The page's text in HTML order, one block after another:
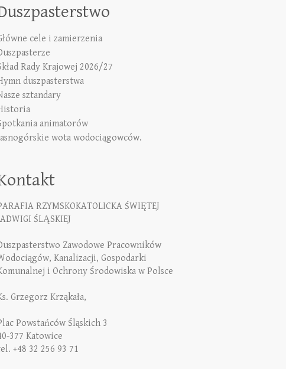
cele i zamierzenia
Rady Krajowej 2026/27
duszpasterstwa
sztandary
animatorów
wota wodociągowców.
RZYMSKOKATOLICKA ŚWIĘTEJ
ŚLĄSKIEJ
Zawodowe Pracowników
Kanalizacji, Gospodarki
i Ochrony Środowiska w Polsce
Grzegorz Krząkała,
Powstańców Śląskich 3
377 Katowice
+48 32 256 93 71